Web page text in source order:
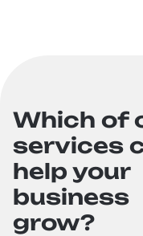
Which of
services
help your
business
grow?